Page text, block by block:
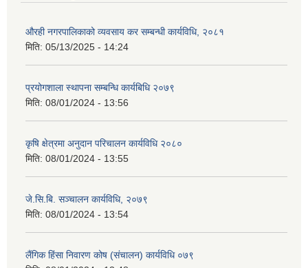
औरही नगरपालिकाको व्यवसाय कर सम्बन्धी कार्यविधि, २०८१
मिति: 05/13/2025 - 14:24
प्रयोगशाला स्थापना सम्बन्धि कार्यबिधि २०७९
मिति: 08/01/2024 - 13:56
कृषि क्षेत्रमा अनुदान परिचालन कार्यविधि २०८०
मिति: 08/01/2024 - 13:55
जे.सि.बि. सञ्चालन कार्यविधि, २०७९
मिति: 08/01/2024 - 13:54
लैंगिक हिंसा निवारण कोष (संचालन) कार्यविधि ०७९